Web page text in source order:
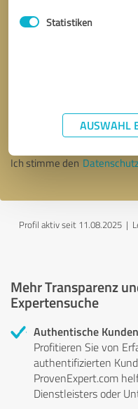
Statistiken
AUSWAHL
Ich stimme den
Profil aktiv seit 11.08.2025 |
Mehr Transparenz
Expertensuche
Authentische
Profitieren Sie von
authentifizierten
ProvenExpert.com
Dienstleisters oder